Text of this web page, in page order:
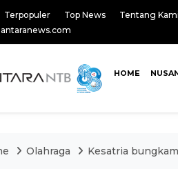
Terpopuler Top News Tentang Kami
HOME
Olahraga Kesatria